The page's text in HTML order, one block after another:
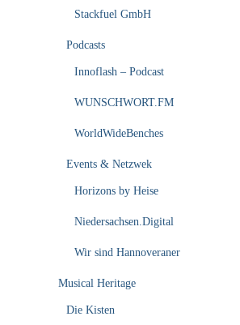
Stackfuel GmbH
Podcasts
Innoflash – Podcast
WUNSCHWORT.FM
WorldWideBenches
Events & Netzwek
Horizons by Heise
Niedersachsen.Digital
Wir sind Hannoveraner
Musical Heritage
Die Kisten